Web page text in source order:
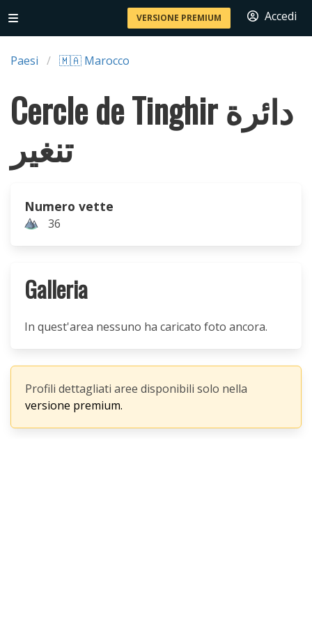
VERSIONE PREMIUM Accedi
Paesi 🇲🇦 Marocco
Cercle de Tinghir دائرة
تنغير
Numero vette
36
Galleria
In quest'area nessuno ha caricato foto ancora.
Profili dettagliati aree disponibili solo nella
versione premium.